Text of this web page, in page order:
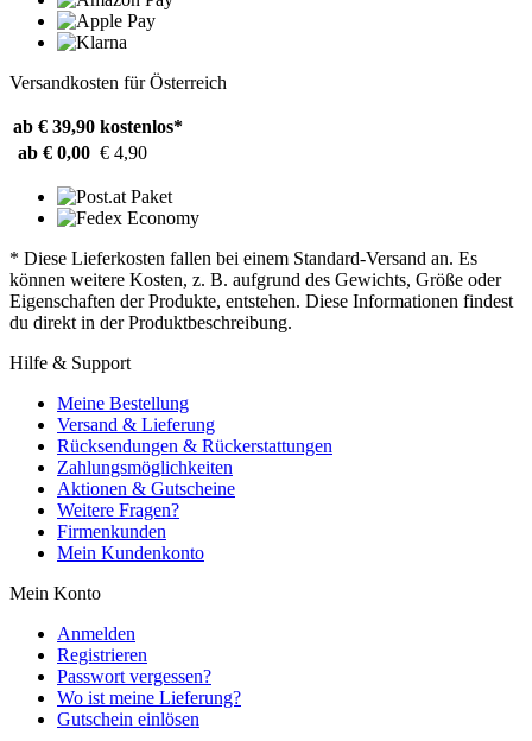
Versandkosten für Österreich
ab € 39,90 kostenlos*
ab € 0,00 € 4,90
* Diese Lieferkosten fallen bei einem Standard-Versand an. Es
können weitere Kosten, z. B. aufgrund des Gewichts, Größe oder
Eigenschaften der Produkte, entstehen. Diese Informationen findest
du direkt in der Produktbeschreibung.
Hilfe & Support
Meine Bestellung
Versand & Lieferung
Rücksendungen & Rückerstattungen
Zahlungsmöglichkeiten
Aktionen & Gutscheine
Weitere Fragen?
Firmenkunden
Mein Kundenkonto
Mein Konto
Anmelden
Registrieren
Passwort vergessen?
Wo ist meine Lieferung?
Gutschein einlösen